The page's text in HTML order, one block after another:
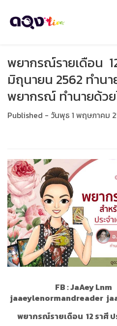
พยากรณ์รายเดือน
มิถุนายน 2562 ทำนา
พยากรณ์ ทำนายด้ว
Published - วันพุธ 1 พฤษภาคม
FB : JaAey
jaaeylenormandreader
พยากรณ์รายเดือน 12 ราศี